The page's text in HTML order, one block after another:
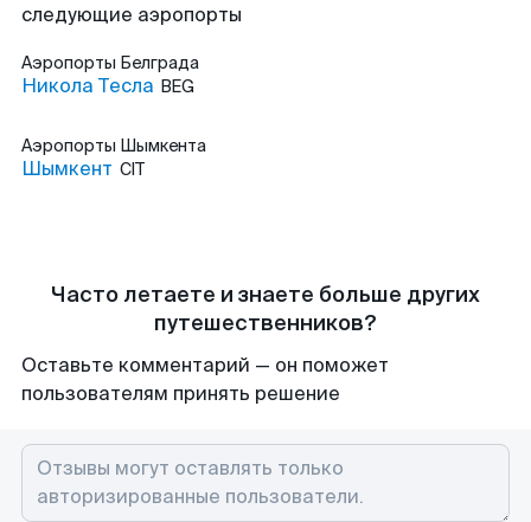
следующие аэропорты
Аэропорты Белграда
Никола Тесла BEG
Аэропорты Шымкента
Шымкент CIT
Часто летаете и знаете больше других
путешественников?
Оставьте комментарий — он поможет
пользователям принять решение